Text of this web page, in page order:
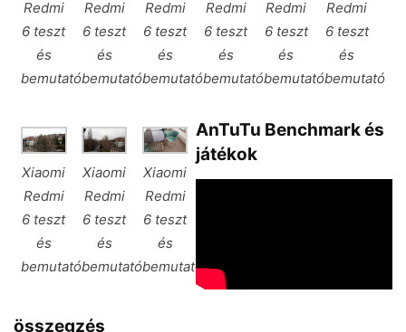
Redmi
6 teszt
és
bemutató
Redmi
6 teszt
és
bemutató
Redmi
6 teszt
és
bemutató
Redmi
6 teszt
és
bemutató
Redmi
6 teszt
és
bemutató
Redmi
6 teszt
és
bemutató
Xiaomi
Redmi
6 teszt
és
bemutató
Xiaomi
Redmi
6 teszt
és
bemutató
Xiaomi
Redmi
6 teszt
és
bemutató
AnTuTu Benchmark és
játékok
összegzés